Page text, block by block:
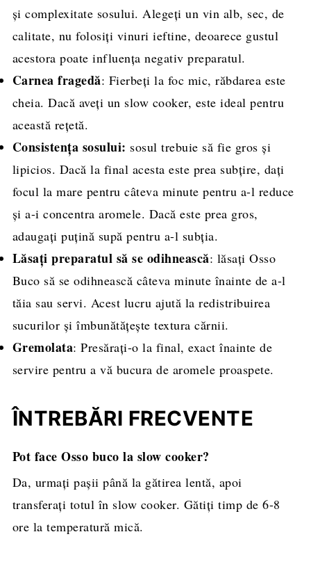
și complexitate sosului. Alegeți un vin alb, sec, de
calitate, nu folosiți vinuri ieftine, deoarece gustul
acestora poate influența negativ preparatul.
Carnea fragedă: Fierbeți la foc mic, răbdarea este
cheia. Dacă aveți un slow cooker, este ideal pentru
această rețetă.
Consistența sosului: sosul trebuie să fie gros și
lipicios. Dacă la final acesta este prea subțire, dați
focul la mare pentru câteva minute pentru a-l reduce
și a-i concentra aromele. Dacă este prea gros,
adaugați puțină supă pentru a-l subția.
Lăsați preparatul să se odihnească: lăsați Osso
Buco să se odihnească câteva minute înainte de a-l
tăia sau servi. Acest lucru ajută la redistribuirea
sucurilor și îmbunătățește textura cărnii.
Gremolata: Presărați-o la final, exact înainte de
servire pentru a vă bucura de aromele proaspete.
ÎNTREBĂRI FRECVENTE
Pot face Osso buco la slow cooker?
Da, urmați pașii până la gătirea lentă, apoi
transferați totul în slow cooker. Gătiți timp de 6-8
ore la temperatură mică.